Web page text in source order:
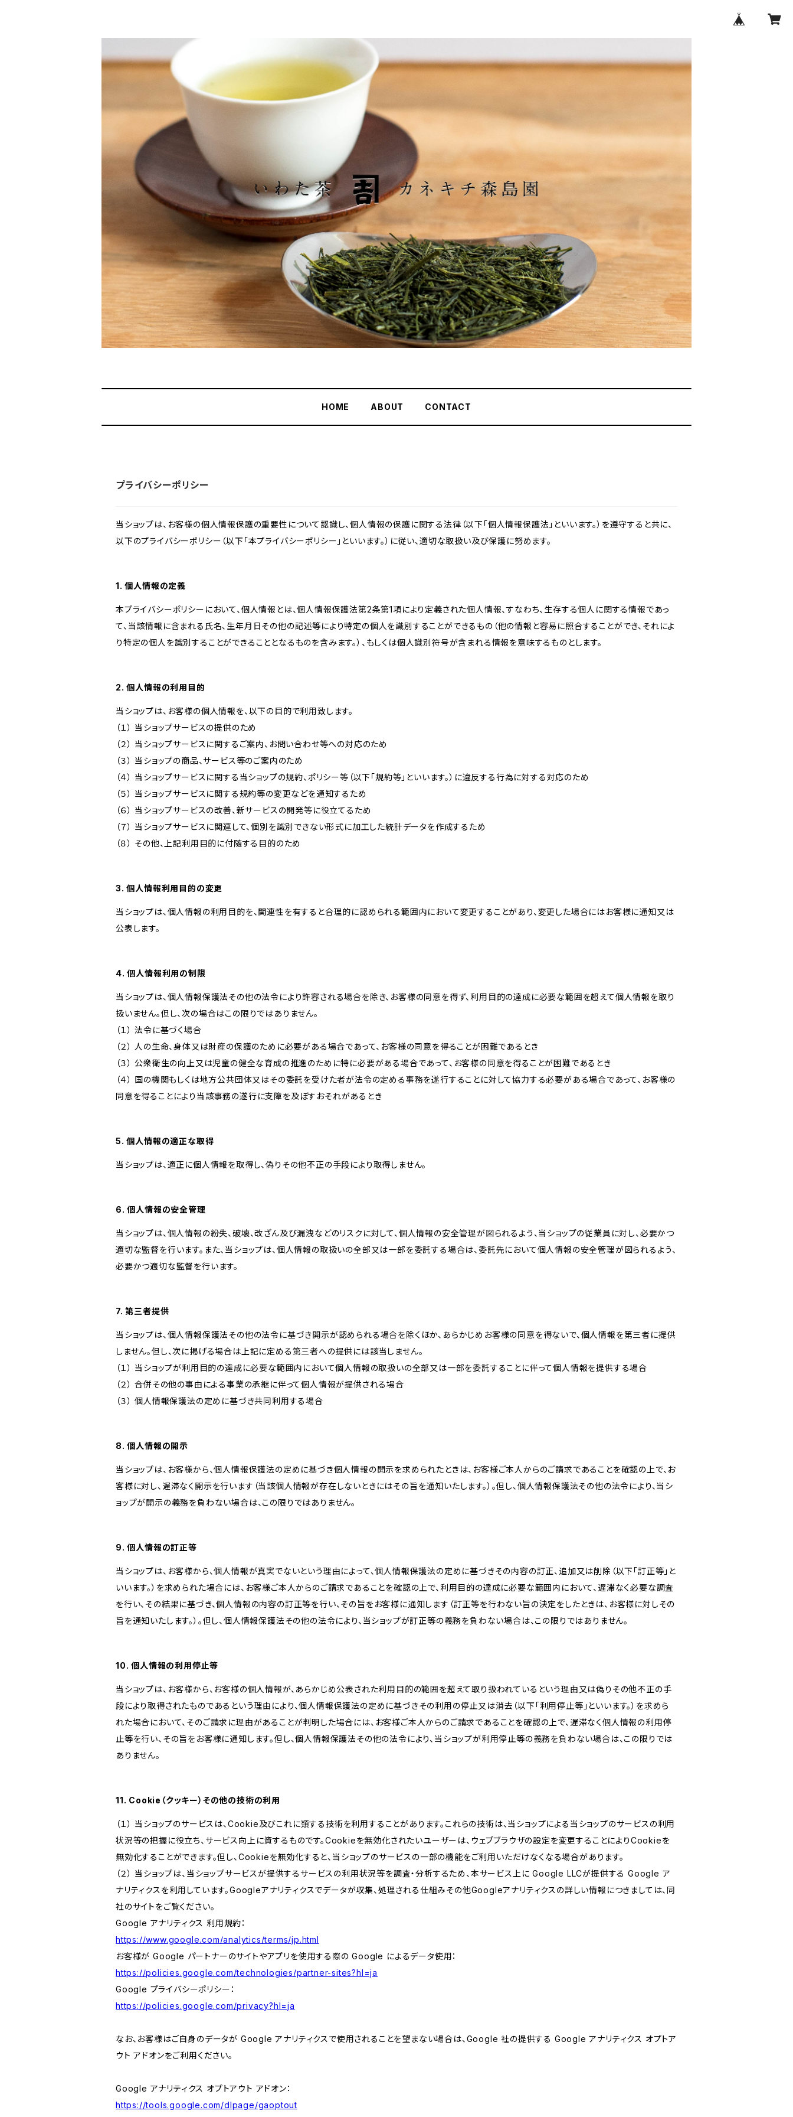
HOME ABOUT CONTACT
プライバシーポリシー
当ショップは、お客様の個人情報保護の重要性について認識し、個人情報の保護に関する法律（以下「個人情報保護法」といいます。）を遵守すると共に、
以下のプライバシーポリシー（以下「本プライバシーポリシー」といいます。）に従い、適切な取扱い及び保護に努めます。
1. 個人情報の定義
本プライバシーポリシーにおいて、個人情報とは、個人情報保護法第2条第1項により定義された個人情報、すなわち、生存する個人に関する情報であっ
て、当該情報に含まれる氏名、生年月日その他の記述等により特定の個人を識別することができるもの（他の情報と容易に照合することができ、それによ
り特定の個人を識別することができることとなるものを含みます。）、もしくは個人識別符号が含まれる情報を意味するものとします。
2. 個人情報の利用目的
当ショップは、お客様の個人情報を、以下の目的で利用致します。
（１） 当ショップサービスの提供のため
（２） 当ショップサービスに関するご案内、お問い合わせ等への対応のため
（３） 当ショップの商品、サービス等のご案内のため
（４） 当ショップサービスに関する当ショップの規約、ポリシー等（以下「規約等」といいます。）に違反する行為に対する対応のため
（５） 当ショップサービスに関する規約等の変更などを通知するため
（６） 当ショップサービスの改善、新サービスの開発等に役立てるため
（７） 当ショップサービスに関連して、個別を識別できない形式に加工した統計データを作成するため
（８） その他、上記利用目的に付随する目的のため
3. 個人情報利用目的の変更
当ショップは、個人情報の利用目的を、関連性を有すると合理的に認められる範囲内において変更することがあり、変更した場合にはお客様に通知又は
公表します。
4. 個人情報利用の制限
当ショップは、個人情報保護法その他の法令により許容される場合を除き、お客様の同意を得ず、利用目的の達成に必要な範囲を超えて個人情報を取り
扱いません。但し、次の場合はこの限りではありません。
（１） 法令に基づく場合
（２） 人の生命、身体又は財産の保護のために必要がある場合であって、お客様の同意を得ることが困難であるとき
（３） 公衆衛生の向上又は児童の健全な育成の推進のために特に必要がある場合であって、お客様の同意を得ることが困難であるとき
（４） 国の機関もしくは地方公共団体又はその委託を受けた者が法令の定める事務を遂行することに対して協力する必要がある場合であって、お客様の
同意を得ることにより当該事務の遂行に支障を及ぼすおそれがあるとき
5. 個人情報の適正な取得
当ショップは、適正に個人情報を取得し、偽りその他不正の手段により取得しません。
6. 個人情報の安全管理
当ショップは、個人情報の紛失、破壊、改ざん及び漏洩などのリスクに対して、個人情報の安全管理が図られるよう、当ショップの従業員に対し、必要かつ
適切な監督を行います。また、当ショップは、個人情報の取扱いの全部又は一部を委託する場合は、委託先において個人情報の安全管理が図られるよう、
必要かつ適切な監督を行います。
7. 第三者提供
当ショップは、個人情報保護法その他の法令に基づき開示が認められる場合を除くほか、あらかじめお客様の同意を得ないで、個人情報を第三者に提供
しません。但し、次に掲げる場合は上記に定める第三者への提供には該当しません。
（１） 当ショップが利用目的の達成に必要な範囲内において個人情報の取扱いの全部又は一部を委託することに伴って個人情報を提供する場合
（２） 合併その他の事由による事業の承継に伴って個人情報が提供される場合
（３） 個人情報保護法の定めに基づき共同利用する場合
8. 個人情報の開示
当ショップは、お客様から、個人情報保護法の定めに基づき個人情報の開示を求められたときは、お客様ご本人からのご請求であることを確認の上で、お
客様に対し、遅滞なく開示を行います（当該個人情報が存在しないときにはその旨を通知いたします。）。但し、個人情報保護法その他の法令により、当シ
ョップが開示の義務を負わない場合は、この限りではありません。
9. 個人情報の訂正等
当ショップは、お客様から、個人情報が真実でないという理由によって、個人情報保護法の定めに基づきその内容の訂正、追加又は削除（以下「訂正等」と
いいます。）を求められた場合には、お客様ご本人からのご請求であることを確認の上で、利用目的の達成に必要な範囲内において、遅滞なく必要な調査
を行い、その結果に基づき、個人情報の内容の訂正等を行い、その旨をお客様に通知します（訂正等を行わない旨の決定をしたときは、お客様に対しその
旨を通知いたします。）。但し、個人情報保護法その他の法令により、当ショップが訂正等の義務を負わない場合は、この限りではありません。
10. 個人情報の利用停止等
当ショップは、お客様から、お客様の個人情報が、あらかじめ公表された利用目的の範囲を超えて取り扱われているという理由又は偽りその他不正の手
段により取得されたものであるという理由により、個人情報保護法の定めに基づきその利用の停止又は消去（以下「利用停止等」といいます。）を求めら
れた場合において、そのご請求に理由があることが判明した場合には、お客様ご本人からのご請求であることを確認の上で、遅滞なく個人情報の利用停
止等を行い、その旨をお客様に通知します。但し、個人情報保護法その他の法令により、当ショップが利用停止等の義務を負わない場合は、この限りでは
ありません。
11. Cookie（クッキー）その他の技術の利用
（１） 当ショップのサービスは、Cookie及びこれに類する技術を利用することがあります。これらの技術は、当ショップによる当ショップのサービスの利用
状況等の把握に役立ち、サービス向上に資するものです。Cookieを無効化されたいユーザーは、ウェブブラウザの設定を変更することによりCookieを
無効化することができます。但し、Cookieを無効化すると、当ショップのサービスの一部の機能をご利用いただけなくなる場合があります。
（２） 当ショップは、当ショップサービスが提供するサービスの利用状況等を調査・分析するため、本サービス上に Google LLCが提供する Google ア
ナリティクスを利用しています。Googleアナリティクスでデータが収集、処理される仕組みその他Googleアナリティクスの詳しい情報につきましては、同
社のサイトをご覧ください。
Google アナリティクス 利用規約：
https://www.google.com/analytics/terms/jp.html
お客様が Google パートナーのサイトやアプリを使用する際の Google によるデータ使用：
https://policies.google.com/technologies/partner-sites?hl=ja
Google プライバシーポリシー：
https://policies.google.com/privacy?hl=ja
なお、お客様はご自身のデータが Google アナリティクスで使用されることを望まない場合は、Google 社の提供する Google アナリティクス オプトア
ウト アドオンをご利用ください。
Google アナリティクス オプトアウト アドオン：
https://tools.google.com/dlpage/gaoptout